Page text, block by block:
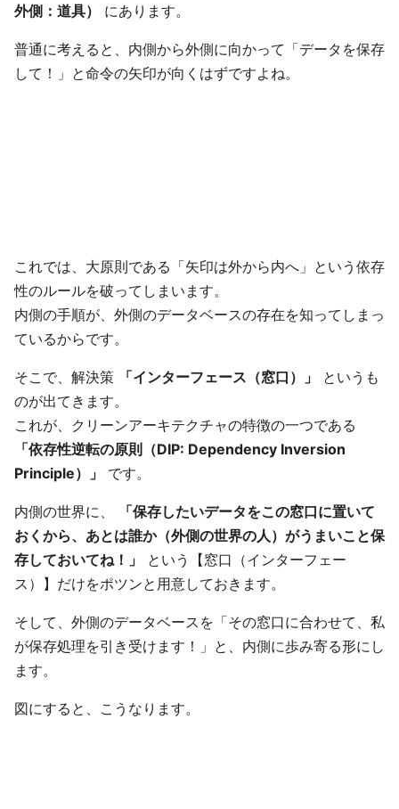
外側：道具）
にあります。
普通に考えると、内側から外側に向かって「データを保存
して！」と命令の矢印が向くはずですよね。
これでは、大原則である「矢印は外から内へ」という依存
性のルールを破ってしまいます。
内側の手順が、外側のデータベースの存在を知ってしまっ
ているからです。
そこで、解決策 「インターフェース（窓口）」
というも
のが出てきます。
これが、クリーンアーキテクチャの特徴の一つである
「依存性逆転の原則（DIP: Dependency Inversion
Principle）」
です。
内側の世界に、
「保存したいデータをこの窓口に置いて
おくから、あとは誰か（外側の世界の人）がうまいこと保
存しておいてね！」
という【窓口（インターフェー
ス）】だけをポツンと用意しておきます。
そして、外側のデータベースを「その窓口に合わせて、私
が保存処理を引き受けます！」と、内側に歩み寄る形にし
ます。
図にすると、こうなります。